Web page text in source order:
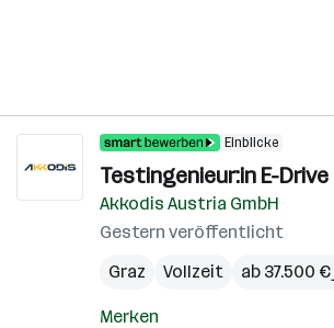
Einblicke
Testingenieur:in E-Drive
Akkodis Austria GmbH
Gestern veröffentlicht
Graz
Vollzeit ab 37.500
Merken